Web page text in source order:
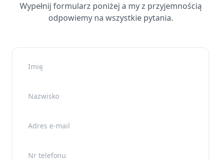
Wypełnij formularz poniżej a my z przyjemnością
odpowiemy na wszystkie pytania.
Nazwisko
Adres e-mail
Nr telefonu